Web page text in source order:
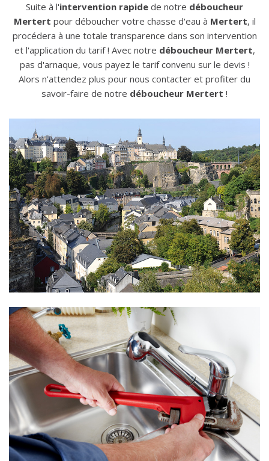
Suite à l'intervention rapide de notre déboucheur
Mertert pour déboucher votre chasse d'eau à Mertert, il
procédera à une totale transparence dans son intervention
et l'application du tarif ! Avec notre déboucheur Mertert,
pas d'arnaque, vous payez le tarif convenu sur le devis !
Alors n'attendez plus pour nous contacter et profiter du
savoir-faire de notre déboucheur Mertert !